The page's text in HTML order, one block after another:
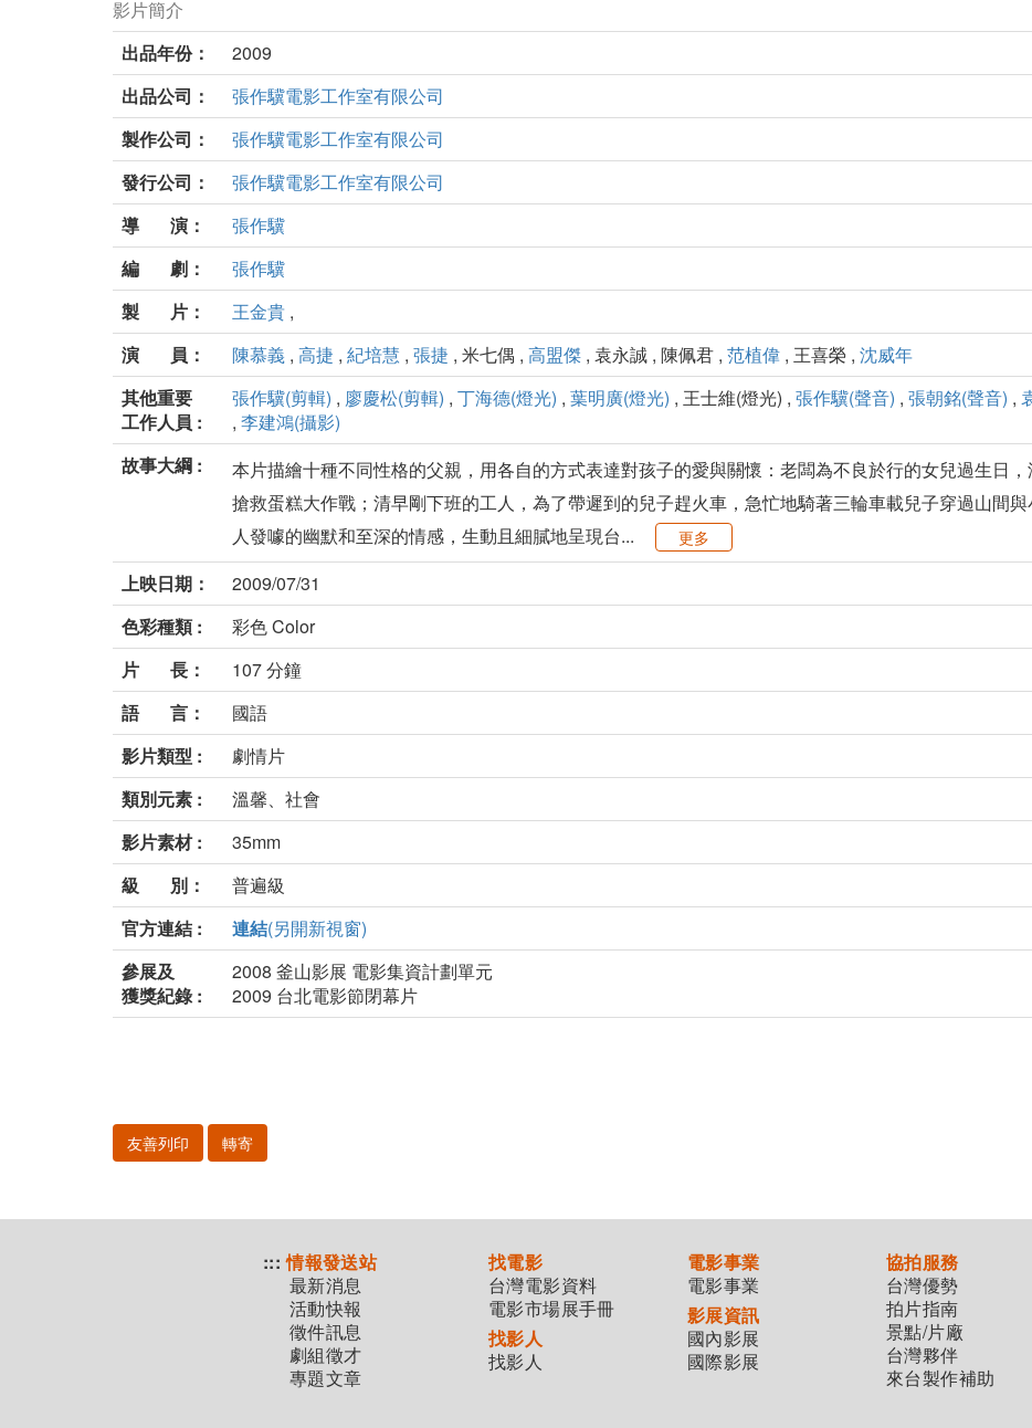
影片簡介
出品年份：
2009
出品公司：
張作驥電影工作室有限公司
製作公司：
張作驥電影工作室有限公司
發行公司：
張作驥電影工作室有限公司
導 演：
張作驥
編 劇：
張作驥
製 片：
王金貴 ,
演 員：
陳慕義 , 高捷 , 紀培慧 , 張捷 , 米七偶 , 高盟傑 , 袁永誠 , 陳佩君 , 范植偉 , 王喜榮 , 沈威年
其他重要
工作人員 :
張作驥(剪輯) , 廖慶松(剪輯) , 丁海德(燈光) , 葉明廣(燈光) , 王士維(燈光) , 張作驥(聲音) , 張朝銘(聲音) ,
, 李建鴻(攝影)
故事大綱 :
本片描繪十種不同性格的父親，用各自的方式表達對孩子的愛與關懷：老闆為不良於行的女兒過生日
搶救蛋糕大作戰；清早剛下班的工人，為了帶遲到的兒子趕火車，急忙地騎著三輪車載兒子穿過山
人發噱的幽默和至深的情感，生動且細膩地呈現台...
更多
上映日期：
2009/07/31
色彩種類 :
彩色 Color
片 長：
107 分鐘
語 言：
國語
影片類型 :
劇情片
類別元素 :
溫馨、社會
影片素材 :
35mm
級 別：
普遍級
官方連結 :
連結(另開新視窗)
參展及
獲獎紀錄 :
2008 釜山影展 電影集資計劃單元
2009 台北電影節閉幕片
友善列印 轉寄
::: 情報發送站
最新消息
活動快報
徵件訊息
劇組徵才
專題文章
找電影
台灣電影資料
電影市場展手冊
找影人
找影人
電影事業
電影事業
影展資訊
國內影展
國際影展
協拍服務
台灣優勢
拍片指南
景點/片廠
台灣夥伴
來台製作補助